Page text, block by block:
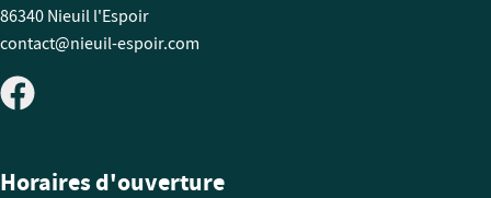
86340 Nieuil l'Espoir
contact@nieuil-espoir.com
Horaires d'ouverture